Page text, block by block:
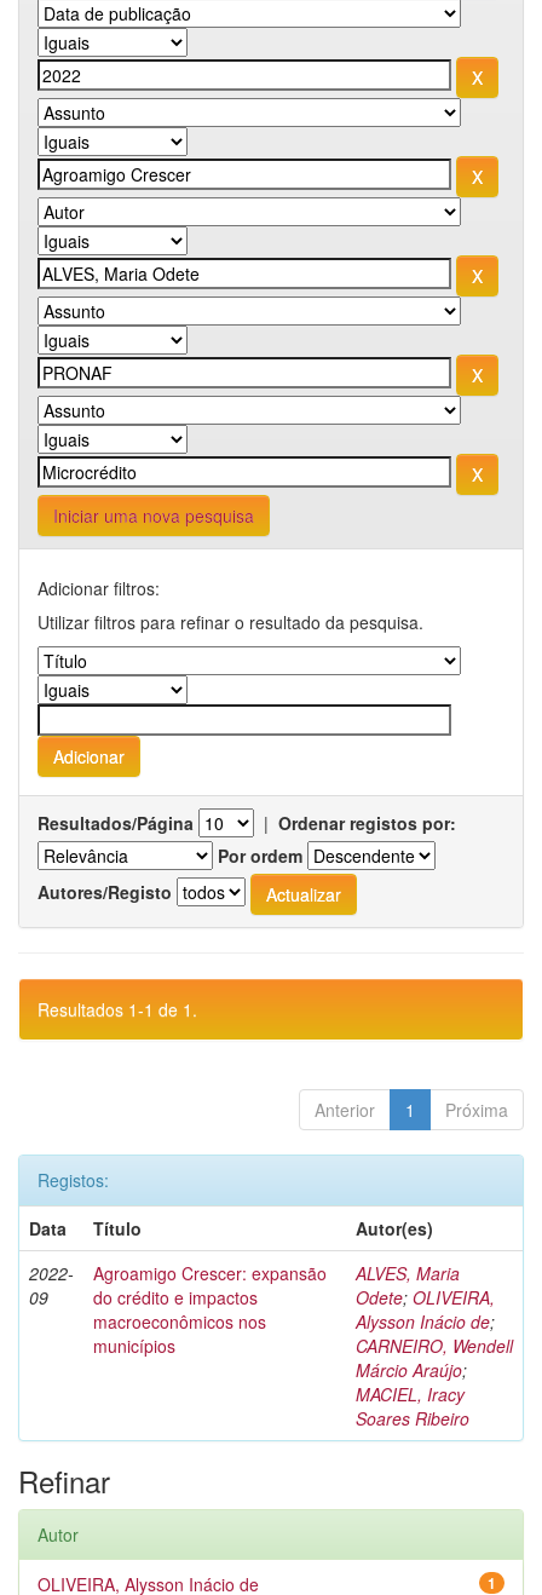
Iniciar uma nova pesquisa
Adicionar filtros:
Utilizar filtros para refinar o resultado da pesquisa.
Resultados/Página | Ordenar registos por:
Por ordem
Autores/Registo
Resultados 1-1 de 1.
Anterior 1 Próxima
Registos:
Data
Título
Autor(es)
2022-
09
Agroamigo Crescer: expansão
do crédito e impactos
macroeconômicos nos
municípios
ALVES, Maria
Odete; OLIVEIRA,
Alysson Inácio de;
CARNEIRO, Wendell
Márcio Araújo;
MACIEL, Iracy
Soares Ribeiro
Refinar
Autor
1
OLIVEIRA, Alysson Inácio de